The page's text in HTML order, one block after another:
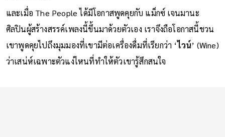
และเมื่อ The People ได้มีโอกาสพูดคุยกับ แม็กซ์ เจนมานะ
ศิลปินผู้สร้างสรรค์เพลงนี้ขึ้นมาด้วยตัวเอง เราจึงถือโอกาสนี้ชวน
เขาพูดคุยไปถึงมุมมองที่เขามีต่อเครื่องดื่มที่เรียกว่า ‘ไวน์’ (Wine)
ว่าเสน่ห์เฉพาะตัวแง่ไหนที่ทำให้ตัวเขารู้สึกสนใจ